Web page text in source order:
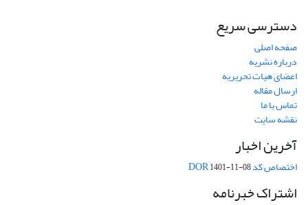
دسترسی سریع
صفحه اصلی
درباره نشریه
اعضای هیات تحریریه
ارسال مقاله
تماس با ما
نقشه سایت
آخرین اخبار
اختصاص کد DOR1401-11-08
اشتراک خبرنامه